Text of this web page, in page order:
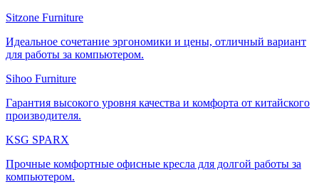
Sitzone Furniture
Идеальное сочетание эргономики и цены, отличный вариант
для работы за компьютером.
Sihoo Furniture
Гарантия высокого уровня качества и комфорта от китайского
производителя.
KSG SPARX
Прочные комфортные офисные кресла для долгой работы за
компьютером.